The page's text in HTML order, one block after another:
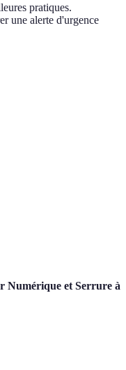
pratiques.
une alerte d'urgence
Numérique et Serrure à